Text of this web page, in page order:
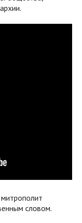
словом.